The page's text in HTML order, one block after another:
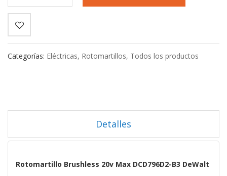
Categorías: Eléctricas, Rotomartillos, Todos los productos
Detalles
Rotomartillo Brushless 20v Max DCD796D2-B3 DeWalt